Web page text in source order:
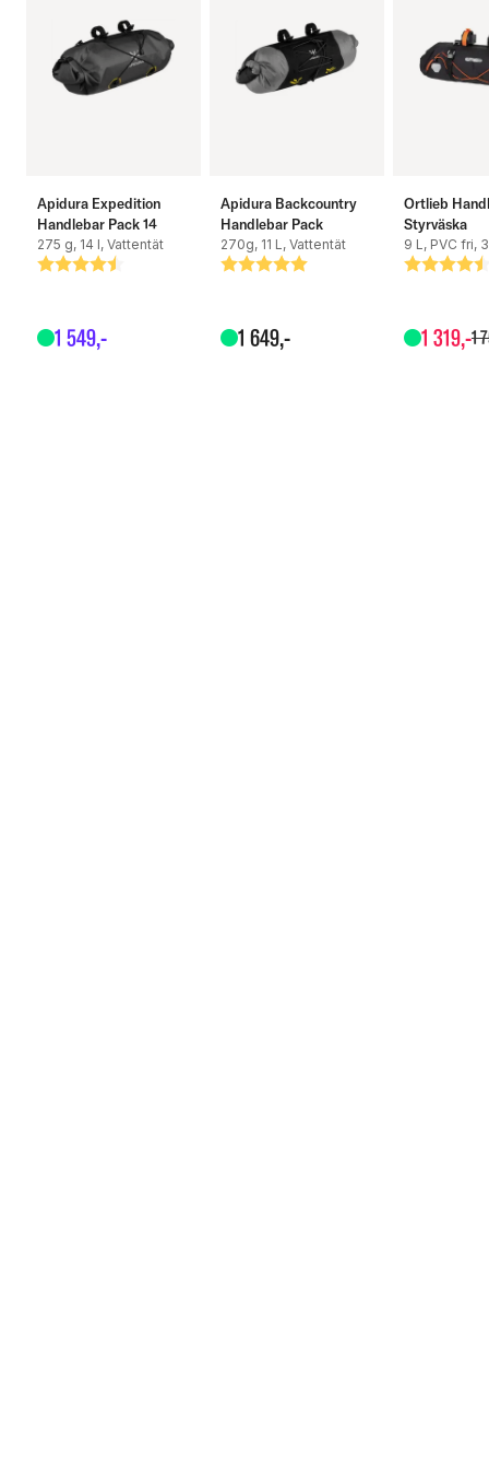
Apidura Expedition
Handlebar Pack 14
275 g, 14 l, Vattentät
Betyg:
4.5 utav 5 stjärnor
1 549,-
Apidura Backcountry
Handlebar Pack
270g, 11 L, Vattentät
Betyg:
5.0 utav 5 stjärnor
1 649,-
Ortlieb
Styrväska
9 L, PVC fri,
Betyg:
4.9 utav
1 319,-1